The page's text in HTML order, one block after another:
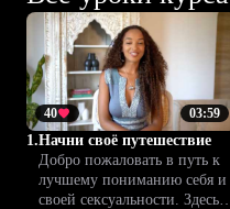
03:59
40
1.Начни своё путешествие
Добро пожаловать в путь к
лучшему пониманию себя и
своей сексуальности. Здесь